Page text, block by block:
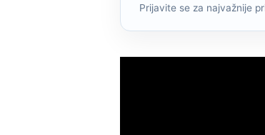
Prijavite se za najvažnije